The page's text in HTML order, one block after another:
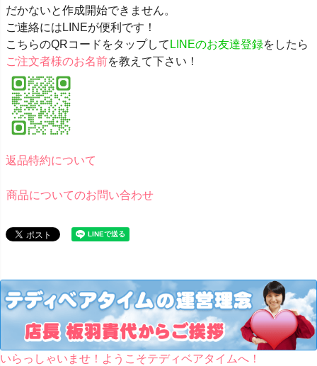
だかないと作成開始できません。
ご連絡にはLINEが便利です！
こちらのQRコードをタップして LINEのお友達登録をしたら
ご注文者様のお名前を教えて下さい！
返品特約について
商品についてのお問い合わせ
いらっしゃいませ！ようこそテディベアタイムへ！